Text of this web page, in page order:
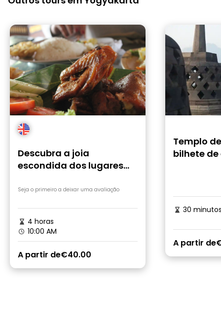
Descubra a joia
escondida dos lugares
Seja o primeiro a deixar uma avaliação
4 horas
10:00 AM
A partir de€40.00
Templo
bilhete
30
A partir de